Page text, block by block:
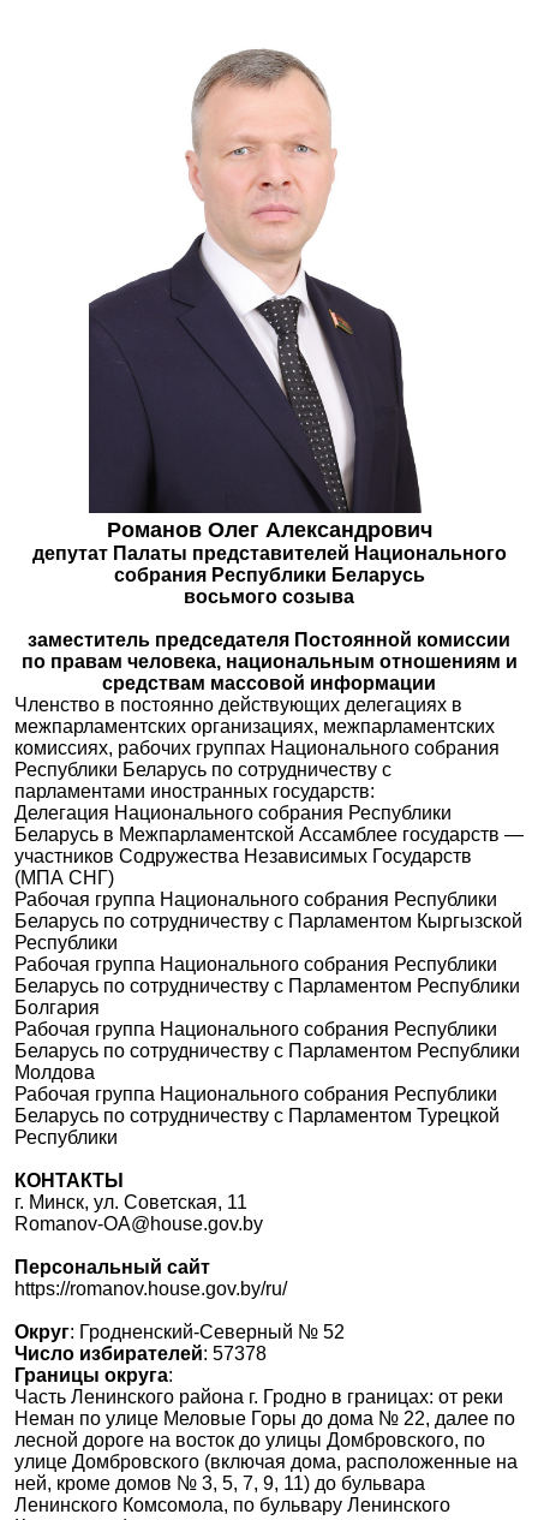
Романов Олег Александрович
депутат Палаты представителей Национального
собрания Республики Беларусь
восьмого созыва
заместитель председателя Постоянной комиссии
по правам человека, национальным отношениям и
средствам массовой информации
Членство в постоянно действующих делегациях в
межпарламентских организациях, межпарламентских
комиссиях, рабочих группах Национального собрания
Республики Беларусь по сотрудничеству с
парламентами иностранных государств:
Делегация Национального собрания Республики
Беларусь в Межпарламентской Ассамблее государств —
участников Содружества Независимых Государств
(МПА СНГ)
Рабочая группа Национального собрания Республики
Беларусь по сотрудничеству с Парламентом Кыргызской
Республики
Рабочая группа Национального собрания Республики
Беларусь по сотрудничеству с Парламентом Республики
Болгария
Рабочая группа Национального собрания Республики
Беларусь по сотрудничеству с Парламентом Республики
Молдова
Рабочая группа Национального собрания Республики
Беларусь по сотрудничеству с Парламентом Турецкой
Республики
КОНТАКТЫ
г. Минск, ул. Советская, 11
Romanov-OA@house.gov.by
Персональный сайт
https://romanov.house.gov.by/ru/
Округ: Гродненский-Северный № 52
Число избирателей: 57378
Границы округа:
Часть Ленинского района г. Гродно в границах: от реки
Неман по улице Меловые Горы до дома № 22, далее по
лесной дороге на восток до улицы Домбровского, по
улице Домбровского (включая дома, расположенные на
ней, кроме домов № 3, 5, 7, 9, 11) до бульвара
Ленинского Комсомола, по бульвару Ленинского